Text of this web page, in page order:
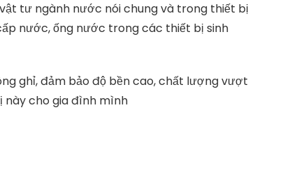
tư ngành nước nói chung và trong thiết bị
nước, ống nước trong các thiết bị sinh
ghỉ, đảm bảo độ bền cao, chất lượng vượt
này cho gia đình mình